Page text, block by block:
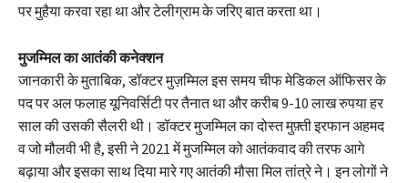
पर मुहैया करवा रहा था और टेलीग्राम के जरिए बात करता था।
मुजम्मिल का आतंकी कनेक्शन
जानकारी के मुताबिक, डॉक्टर मुज़म्मिल इस समय चीफ मेडिकल ऑफिसर के
पद पर अल फलाह यूनिवर्सिटी पर तैनात था और करीब 9-10 लाख रुपया हर
साल की उसकी सैलरी थी। डॉक्टर मुजम्मिल का दोस्त मुफ़्ती इरफान अहमद
व जो मौलवी भी है, इसी ने 2021 में मुजम्मिल को आतंकवाद की तरफ आगे
बढ़ाया और इसका साथ दिया मारे गए आतंकी मौसा मिल तांत्रे ने। इन लोगों ने